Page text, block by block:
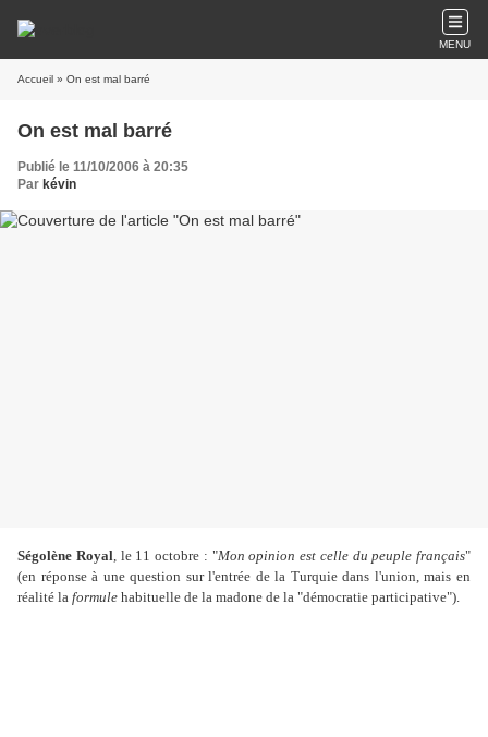
MENU
Accueil » On est mal barré
On est mal barré
Publié le 11/10/2006 à 20:35
Par kévin
Ségolène Royal, le 11 octobre : "Mon opinion est celle du peuple français"
(en réponse à une question sur l'entrée de la Turquie dans l'union, mais en
réalité la formule habituelle de la madone de la "démocratie participative").